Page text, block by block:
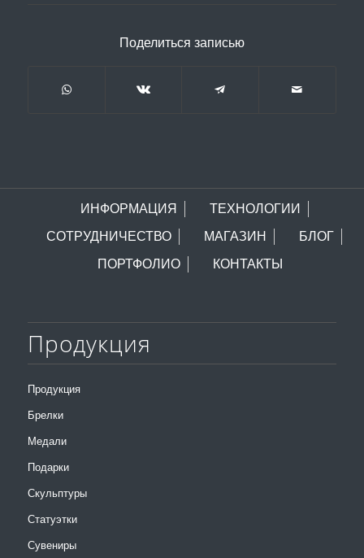
Поделиться записью
ИНФОРМАЦИЯ
ТЕХНОЛОГИИ
СОТРУДНИЧЕСТВО
МАГАЗИН
БЛОГ
ПОРТФОЛИО
КОНТАКТЫ
Продукция
Продукция
Брелки
Медали
Подарки
Скульптуры
Статуэтки
Сувениры